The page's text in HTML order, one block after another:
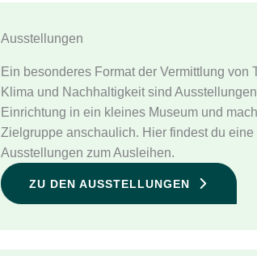
Ausstellungen
Ein besonderes Format der Vermittlung von
Klima und Nachhaltigkeit sind
Einrichtung in ein kleines Museum und
Zielgruppe anschaulich. Hier findest du eine
Ausstellungen zum Ausleihen.
ZU DEN AUSSTELLUNGEN